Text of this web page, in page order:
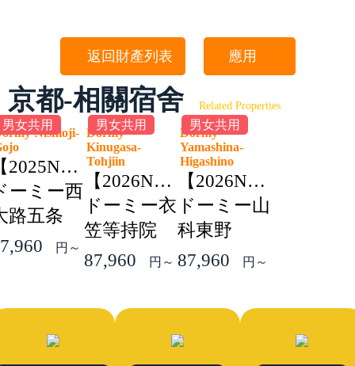
返回財產列表 應用
京都-相關宿舍 Related Properties
男女共用
Nishioji-
2025NEW】
ーミー西
路五条
円～
男女共用
Dormy
Kinugasa-
Tohjiin
【2026NEW】
ドーミー衣
笠等持院
87,960
円～
男女共用
Dormy
Yamashina-
Higashino
【2026NEW】
ドーミー山
科東野
87,960
円～